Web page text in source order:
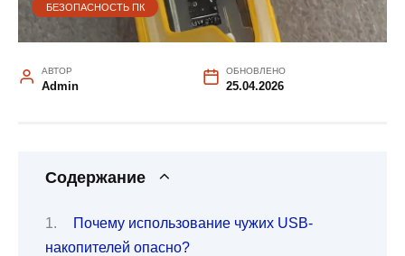
БЕЗОПАСНОСТЬ ПК
АВТОР
Admin
ОБНОВЛЕНО
25.04.2026
Содержание
Почему использование чужих USB-
накопителей опасно?